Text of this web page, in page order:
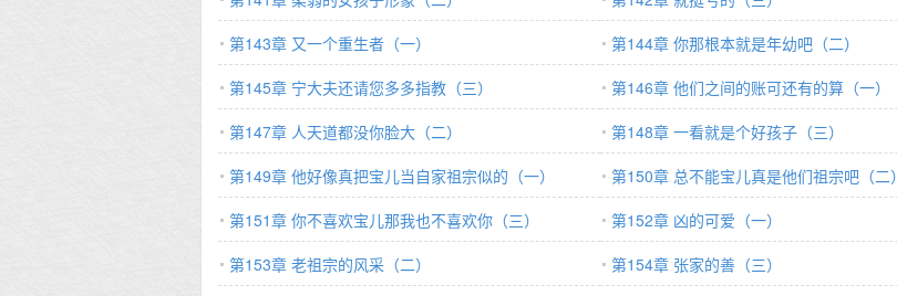
第143章 又一个重生者（一）
第144章 你那根本就是年幼吧（二）
第145章 宁大夫还请您多多指教（三）
第146章 他们之间的账可还有的算（一）
第147章 人天道都没你脸大（二）
第148章 一看就是个好孩子（三）
第149章 他好像真把宝儿当自家祖宗似的（一）
第150章 总不能宝儿真是他们祖宗吧（二）
第151章 你不喜欢宝儿那我也不喜欢你（三）
第152章 凶的可爱（一）
第153章 老祖宗的风采（二）
第154章 张家的善（三）